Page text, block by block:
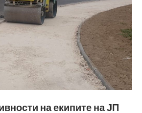
на екипите на ЈП